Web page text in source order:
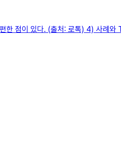
한 점이 있다. (출처: 로톡) 4) 사례